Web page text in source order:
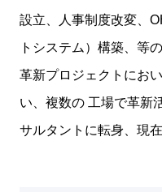
設立、人事制度改変、
トシステム）構築、等
革新プロジェクトにお
い、複数の 工場で革新
サルタントに転身、現在